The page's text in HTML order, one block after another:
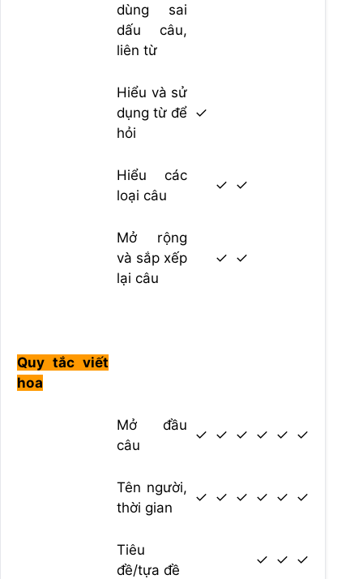
dùng sai
dấu câu,
liên từ
Hiểu và sử
dụng từ để
hỏi
✓
Hiểu các
loại câu
✓ ✓
Mở rộng
và sắp xếp
lại câu
✓ ✓
Quy tắc viết
hoa
Mở đầu
câu
✓ ✓ ✓ ✓ ✓ ✓
Tên người,
thời gian
✓ ✓ ✓ ✓ ✓ ✓
Tiêu
đề/tựa đề
✓ ✓ ✓